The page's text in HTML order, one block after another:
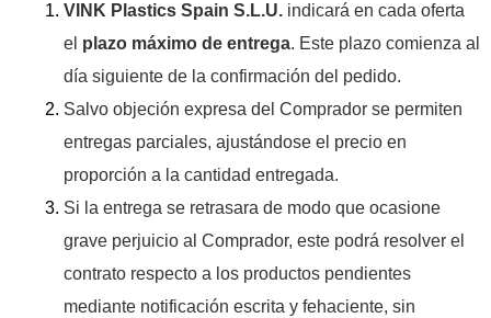
VINK Plastics Spain S.L.U. indicará en cada oferta
el plazo máximo de entrega. Este plazo comienza al
día siguiente de la confirmación del pedido.
Salvo objeción expresa del Comprador se permiten
entregas parciales, ajustándose el precio en
proporción a la cantidad entregada.
Si la entrega se retrasara de modo que ocasione
grave perjuicio al Comprador, este podrá resolver el
contrato respecto a los productos pendientes
mediante notificación escrita y fehaciente, sin